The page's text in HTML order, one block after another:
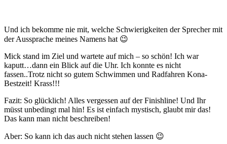
Und ich bekomme nie mit, welche Schwierigkeiten der Sprecher mit
der Aussprache meines Namens hat 😉
Mick stand im Ziel und wartete auf mich – so schön! Ich war
kaputt…dann ein Blick auf die Uhr. Ich konnte es nicht
fassen..Trotz nicht so gutem Schwimmen und Radfahren Kona-
Bestzeit! Krass!!!
Fazit: So glücklich! Alles vergessen auf der Finishline! Und Ihr
müsst unbedingt mal hin! Es ist einfach mystisch, glaubt mir das!
Das kann man nicht beschreiben!
Aber: So kann ich das auch nicht stehen lassen 😉